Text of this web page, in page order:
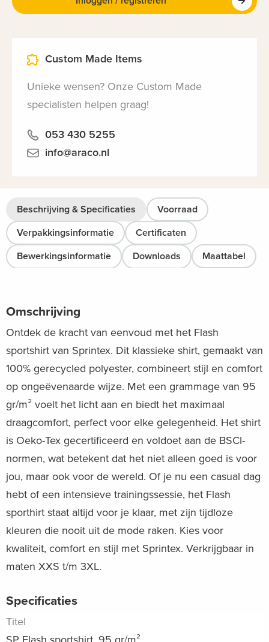
Custom Made Items
Unieke wensen? Onze Custom Made
specialisten helpen graag!
053 430 5255
info@araco.nl
Beschrijving & Specificaties
Voorraad
Verpakkingsinformatie
Certificaten
Bewerkingsinformatie
Downloads Maattabel
Omschrijving
Ontdek de kracht van eenvoud met het Flash
sportshirt van Sprintex. Dit klassieke shirt, gemaakt van
100% gerecycled polyester, combineert stijl en comfort
op ongeëvenaarde wijze. Met een grammage van 95
gr/m² voelt het licht aan en biedt het maximaal
draagcomfort, perfect voor elke gelegenheid. Het shirt
is Oeko-Tex gecertificeerd en voldoet aan de BSCI-
normen, wat betekent dat het niet alleen goed is voor
jou, maar ook voor de wereld. Of je nu een casual dag
hebt of een intensieve trainingssessie, het Flash
sporthirt staat altijd voor je klaar, met zijn tijdloze
kleuren die nooit uit de mode raken. Kies voor
kwaliteit, comfort en stijl met Sprintex. Verkrijgbaar in
maten XXS t/m 3XL.
Specificaties
Titel